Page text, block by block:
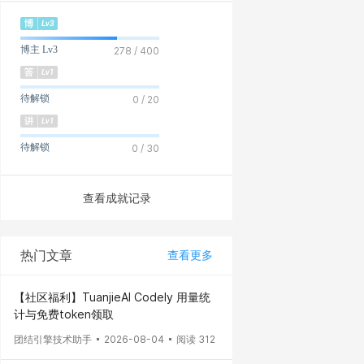
博主 Lv3 278 / 400
待解锁 0 / 20
待解锁 0 / 30
查看成就记录
热门文章 查看更多
【社区福利】TuanjieAI Codely 用量统
计与免费token领取
团结引擎技术助手 2026-08-04 阅读 312